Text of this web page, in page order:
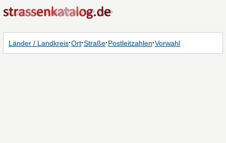
Länder / Landkreis·Ort·Straße·Postleitzahlen·Vorwahl